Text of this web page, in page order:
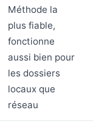
Méthode la
plus fiable,
fonctionne
aussi bien pour
les dossiers
locaux que
réseau